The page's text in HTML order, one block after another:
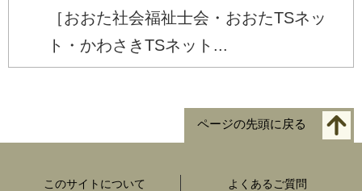
［おおた社会福祉士会・おおたTSネッ
ト・かわさきTSネット...
ページの先頭に戻る
このサイトについて よくあるご質問